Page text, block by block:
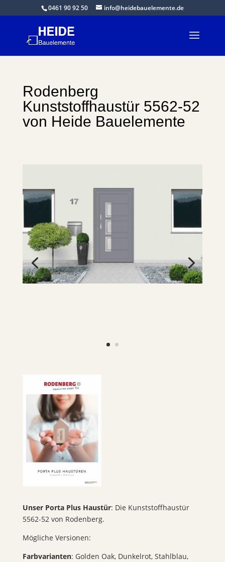
0461 90 92 50 info@heidebauelemente.de
Rodenberg
Kunststoffhaustür 5562-52
von Heide Bauelemente
Unser Porta Plus Haustür: Die Kunststoffhaustür
5562-52 von Rodenberg.
Mögliche Versionen:
Farbvarianten: Golden Oak, Dunkelrot, Stahlblau,